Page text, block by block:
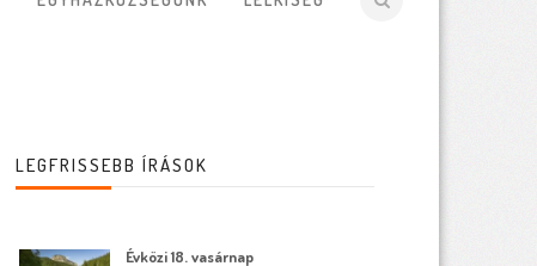
LEGFRISSEBB ÍRÁSOK
Évközi 18. vasárnap